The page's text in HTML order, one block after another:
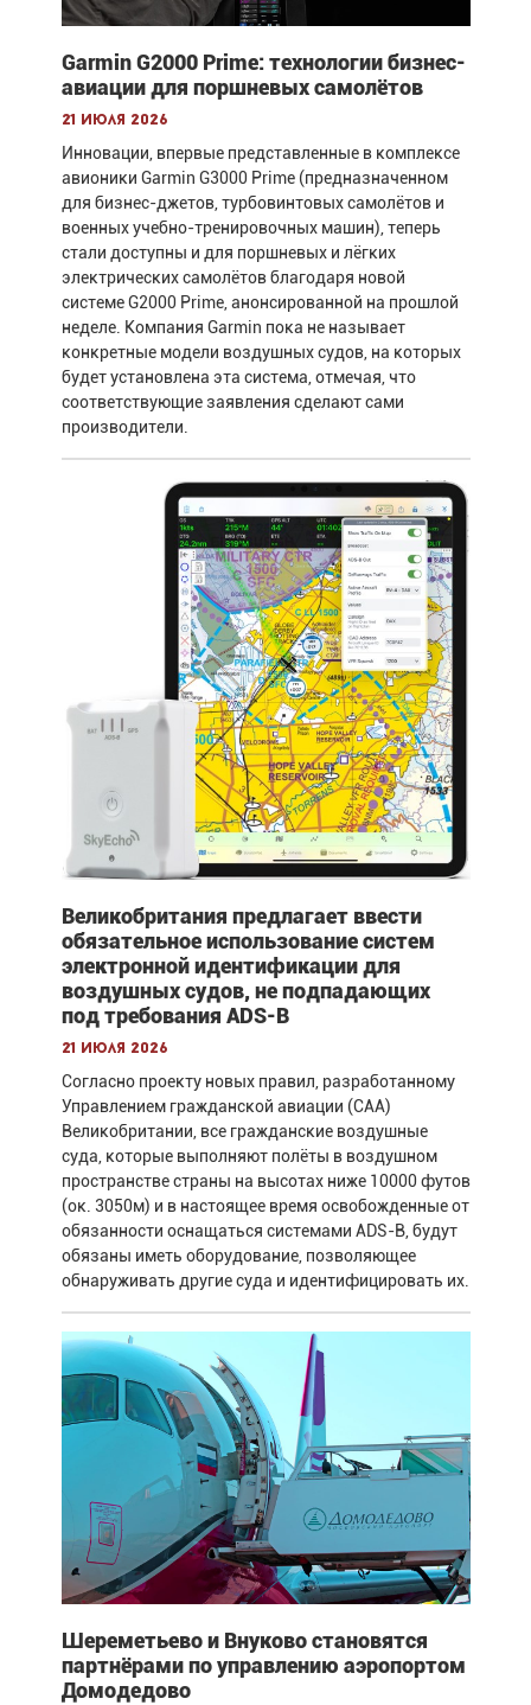
Garmin G2000 Prime: технологии бизнес-
авиации для поршневых самолётов
21 июля 2026
Инновации, впервые представленные в комплексе
авионики Garmin G3000 Prime (предназначенном
для бизнес-джетов, турбовинтовых самолётов и
военных учебно-тренировочных машин), теперь
стали доступны и для поршневых и лёгких
электрических самолётов благодаря новой
системе G2000 Prime, анонсированной на прошлой
неделе. Компания Garmin пока не называет
конкретные модели воздушных судов, на которых
будет установлена эта система, отмечая, что
соответствующие заявления сделают сами
производители.
Великобритания предлагает ввести
обязательное использование систем
электронной идентификации для
воздушных судов, не подпадающих
под требования ADS-B
21 июля 2026
Согласно проекту новых правил, разработанному
Управлением гражданской авиации (CAA)
Великобритании, все гражданские воздушные
суда, которые выполняют полёты в воздушном
пространстве страны на высотах ниже 10000 футов
(ок. 3050м) и в настоящее время освобожденные от
обязанности оснащаться системами ADS-B, будут
обязаны иметь оборудование, позволяющее
обнаруживать другие суда и идентифицировать их.
Шереметьево и Внуково становятся
партнёрами по управлению аэропортом
Домодедово